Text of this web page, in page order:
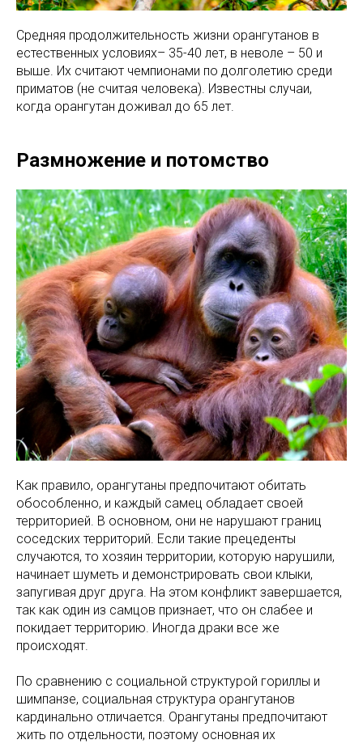
Средняя продолжительность жизни орангутанов в
естественных условиях– 35-40 лет, в неволе – 50 и
выше. Их считают чемпионами по долголетию среди
приматов (не считая человека). Известны случаи,
когда орангутан доживал до 65 лет.
Размножение и потомство
Как правило, орангутаны предпочитают обитать
обособленно, и каждый самец обладает своей
территорией. В основном, они не нарушают границ
соседских территорий. Если такие прецеденты
случаются, то хозяин территории, которую нарушили,
начинает шуметь и демонстрировать свои клыки,
запугивая друг друга. На этом конфликт завершается,
так как один из самцов признает, что он слабее и
покидает территорию. Иногда драки все же
происходят.
По сравнению с социальной структурой гориллы и
шимпанзе, социальная структура орангутанов
кардинально отличается. Орангутаны предпочитают
жить по отдельности, поэтому основная их